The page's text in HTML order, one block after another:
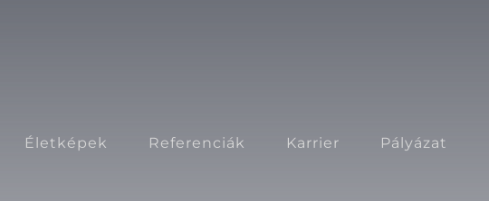
Életképek Referenciák Karrier Pályázat